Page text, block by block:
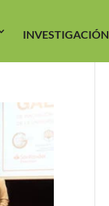
INVESTIGACIÓN